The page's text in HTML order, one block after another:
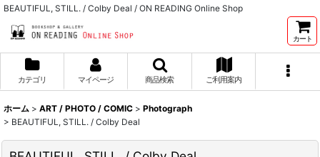
BEAUTIFUL, STILL. / Colby Deal / ON READING Online Shop
カート
カテゴリ マイページ 商品検索 ご利用案内
ホーム > ART / PHOTO / COMIC > Photograph
> BEAUTIFUL, STILL. / Colby Deal